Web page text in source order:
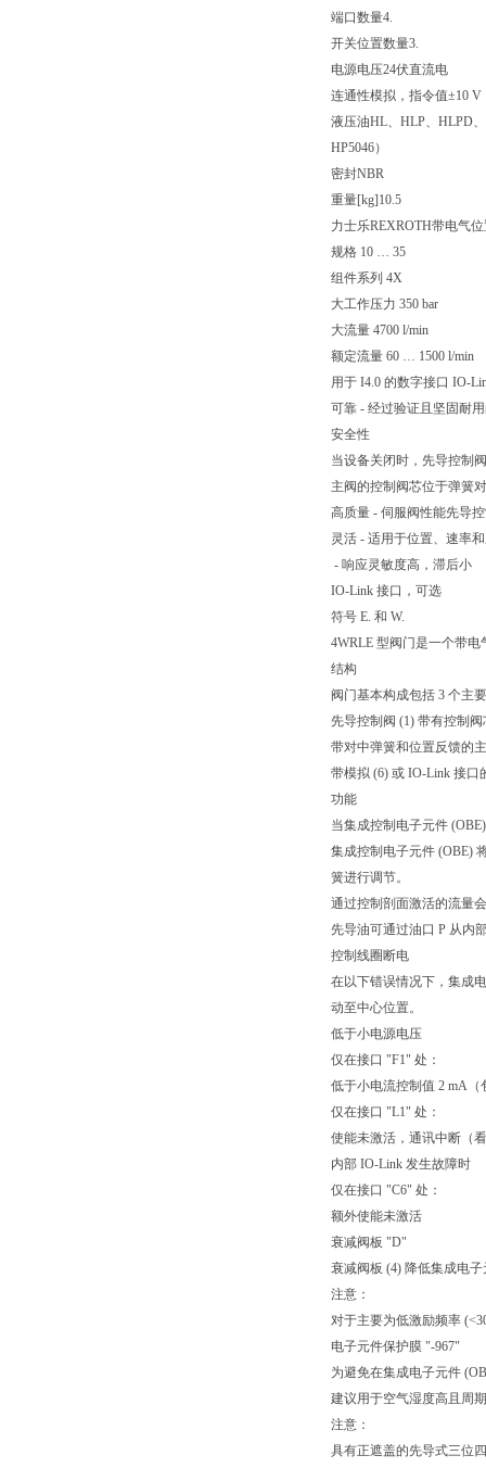
端口数量4.
开关位置数量3.
电源电压24伏直流电
连通性模拟，指令值±10 V
液压油HL、HLP、HLPD、
HP5046）
密封NBR
重量[kg]10.5
力士乐REXROTH带电气
规格 10 … 35
组件系列 4X
大工作压力 350 bar
大流量 4700 l/min
额定流量 60 … 1500 l/min
用于 I4.0 的数字接口 IO-
可靠 - 经过验证且坚固耐
安全性
当设备关闭时，先导控制
主阀的控制阀芯位于弹簧
高质量 - 伺服阀性能先导
灵活 - 适用于位置、速率
- 响应灵敏度高，滞后小
IO-Link 接口，可选
符号 E. 和 W.
4WRLE 型阀门是一个带
结构
阀门基本构成包括 3 个主
先导控制阀 (1) 带有控制
带对中弹簧和位置反馈的
带模拟 (6) 或 IO-Link 接口
功能
当集成控制电子元件
集成控制电子元件 (OBE)
簧进行调节。
通过控制剖面激活的流量
先导油可通过油口 P 从内
控制线圈断电
在以下错误情况下，集成
动至中心位置。
低于小电源电压
仅在接口 "F1" 处：
低于小电流控制值 2 mA
仅在接口 "L1" 处：
使能未激活，通讯中断（
内部 IO-Link 发生故障时
仅在接口 "C6" 处：
额外使能未激活
衰减阀板 "D"
衰减阀板 (4) 降低集成电
注意：
对于主要为低激励频率
电子元件保护膜 "-967"
为避免在集成电子元件
建议用于空气湿度高且周
注意：
具有正遮盖的先导式三位